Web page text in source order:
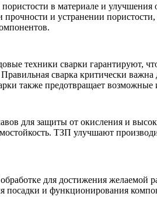
в материале и
и устранении
техники сварки гарантируют,
сварка критически
также предотвращает возможные
для защиты от окисления и
ТЗП улучшают
для достижения желаемой
посадки и функционирования